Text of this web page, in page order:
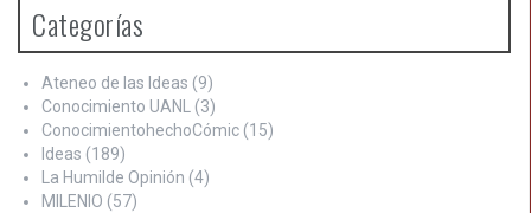
Categorías
Ateneo de las Ideas (9)
Conocimiento UANL
(3)
ConocimientohechoCómic (15)
Ideas (189)
La Humilde Opinión (4)
MILENIO (57)